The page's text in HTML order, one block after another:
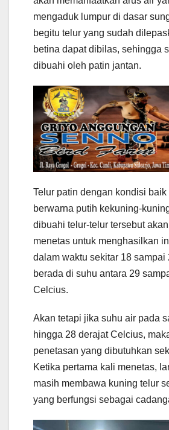
mengaduk lumpur di dasar
begitu telur yang sudah
betina dapat dibilas, sehingga
dibuahi oleh patin jantan.
Telur patin dengan kondisi baik
berwarna putih kekuning-
dibuahi telur-telur tersebut
menetas untuk menghasilkan
dalam waktu sekitar 18 sampai
berada di suhu antara 29
Celcius.
Akan tetapi jika suhu air pada
hingga 28 derajat Celcius,
penetasan yang dibutuhkan
Ketika pertama kali menetas,
masih membawa kuning telur
yang berfungsi sebagai